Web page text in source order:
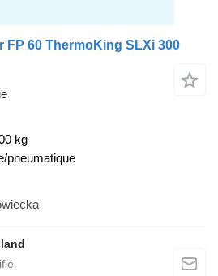
FP 60 ThermoKing SLXi 300
kg
pneumatique